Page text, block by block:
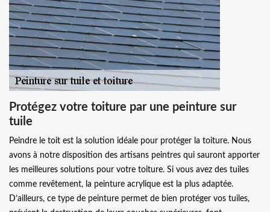
Protégez votre toiture par une peinture sur
tuile
Peindre le toit est la solution idéale pour protéger la toiture. Nous
avons à notre disposition des artisans peintres qui sauront apporter
les meilleures solutions pour votre toiture. Si vous avez des tuiles
comme revêtement, la peinture acrylique est la plus adaptée.
D’ailleurs, ce type de peinture permet de bien protéger vos tuiles,